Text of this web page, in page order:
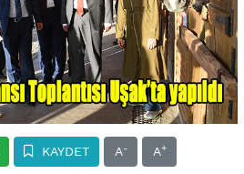
KAYDET A- A+